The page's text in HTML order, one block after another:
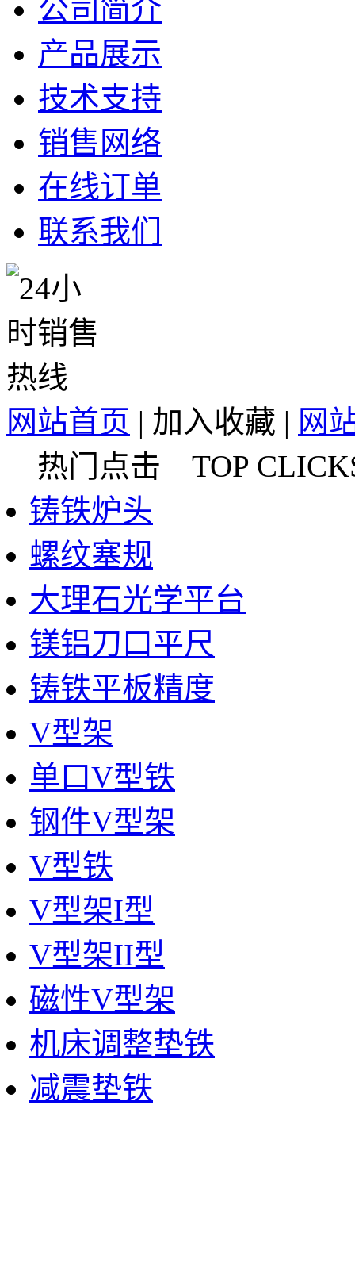
公司简介
产品展示
技术支持
销售网络
在线订单
联系我们
网站首页 | 加入收藏 | 网
热门点击 TOP
铸铁炉头
螺纹塞规
大理石光学平台
镁铝刀口平尺
铸铁平板精度
V型架
单口V型铁
钢件V型架
V型铁
V型架I型
V型架II型
磁性V型架
机床调整垫铁
减震垫铁